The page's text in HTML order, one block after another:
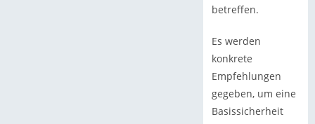
betreffen.
Es werden
konkrete
Empfehlungen
gegeben, um eine
Basissicherheit